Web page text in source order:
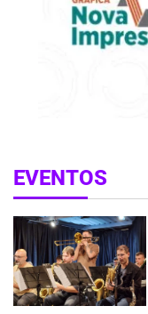
EVENTOS